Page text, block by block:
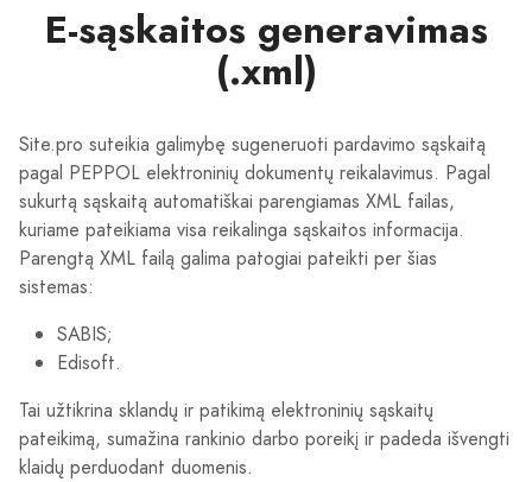
E-sąskaitos generavimas
(.xml)
Site.pro suteikia galimybę sugeneruoti pardavimo sąskaitą
pagal PEPPOL elektroninių dokumentų reikalavimus. Pagal
sukurtą sąskaitą automatiškai parengiamas XML failas,
kuriame pateikiama visa reikalinga sąskaitos informacija.
Parengtą XML failą galima patogiai pateikti per šias
sistemas:
SABIS;
Edisoft.
Tai užtikrina sklandų ir patikimą elektroninių sąskaitų
pateikimą, sumažina rankinio darbo poreikį ir padeda išvengti
klaidų perduodant duomenis.